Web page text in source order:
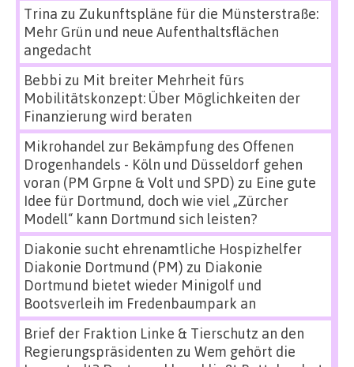
Trina zu Zukunftspläne für die Münsterstraße:
Mehr Grün und neue Aufenthaltsflächen
angedacht
Bebbi zu Mit breiter Mehrheit fürs
Mobilitätskonzept: Über Möglichkeiten der
Finanzierung wird beraten
Mikrohandel zur Bekämpfung des Offenen
Drogenhandels - Köln und Düsseldorf gehen
voran (PM Grpne & Volt und SPD) zu Eine gute
Idee für Dortmund, doch wie viel „Zürcher
Modell“ kann Dortmund sich leisten?
Diakonie sucht ehrenamtliche Hospizhelfer
Diakonie Dortmund (PM) zu Diakonie
Dortmund bietet wieder Minigolf und
Bootsverleih im Fredenbaumpark an
Brief der Fraktion Linke & Tierschutz an den
Regierungspräsidenten zu Wem gehört die